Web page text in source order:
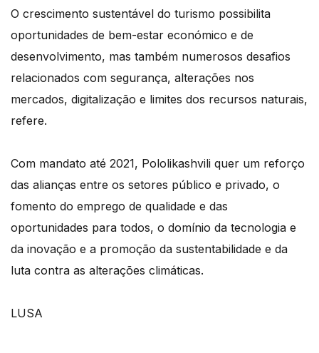
O crescimento sustentável do turismo possibilita
oportunidades de bem-estar económico e de
desenvolvimento, mas também numerosos desafios
relacionados com segurança, alterações nos
mercados, digitalização e limites dos recursos naturais,
refere.
Com mandato até 2021, Pololikashvili quer um reforço
das alianças entre os setores público e privado, o
fomento do emprego de qualidade e das
oportunidades para todos, o domínio da tecnologia e
da inovação e a promoção da sustentabilidade e da
luta contra as alterações climáticas.
LUSA